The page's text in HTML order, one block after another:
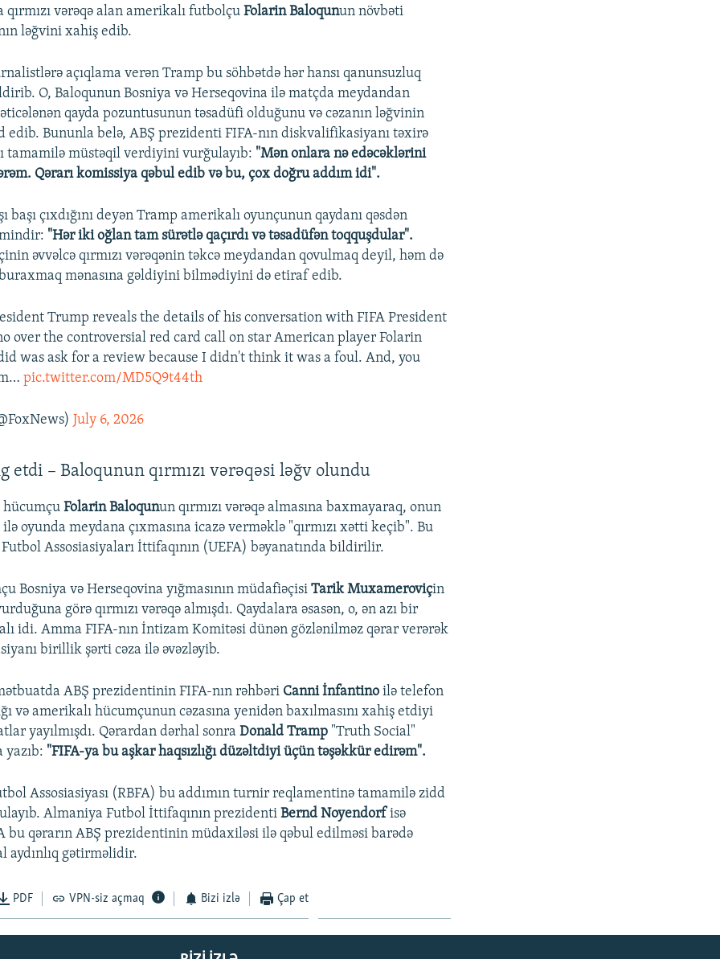
qırmızı vərəqə alan amerikalı futbolçuFolarin Baloqunun növbəti
ləğvini xahiş edib.
açıqlama verən Tramp bu söhbətdə hər hansı qanunsuzluq
O, Baloqunun Bosniya və Herseqovina ilə matçda meydandan
qayda pozuntusunun təsadüfi olduğunu və cəzanın ləğvinin
edib. Bununla belə, ABŞ prezidenti FIFA-nın diskvalifikasiyanı təxirə
tamamilə müstəqil verdiyini vurğulayıb: "Mən onlara nə edəcəklərini
Qərarı komissiya qəbul edib və bu, çox doğru addım idi".
başı çıxdığını deyən Tramp amerikalı oyunçunun qaydanı qəsdən
"Hər iki oğlan tam sürətlə qaçırdı və təsadüfən toqquşdular".
əvvəlcə qırmızı vərəqənin təkcə meydandan qovulmaq deyil, həm də
mənasına gəldiyini bilmədiyini də etiraf edib.
Trump reveals the details of his conversation with FIFA President
over the controversial red card call on star American player Folarin
was ask for a review because I didn't think it was a foul. And, you
pic.twitter.com/MD5Q9t44th
July 6, 2026
etdi – Baloqunun qırmızı vərəqəsi ləğv olundu
hücumçuFolarin Baloqunun qırmızı vərəqə almasına baxmayaraq, onun
oyunda meydana çıxmasına icazə verməklə "qırmızı xətti keçib". Bu
Assosiasiyaları İttifaqının (UEFA) bəyanatında bildirilir.
Bosniya və Herseqovina yığmasının müdafiəçisiTarik Muxameroviçin
görə qırmızı vərəqə almışdı. Qaydalara əsasən, o, ən azı bir
idi. Amma FIFA-nın İntizam Komitəsi dünən gözlənilməz qərar verərək
birillik şərti cəza ilə əvəzləyib.
ABŞ prezidentinin FIFA-nın rəhbəri Canni İnfantino ilə telefon
və amerikalı hücumçunun cəzasına yenidən baxılmasını xahiş etdiyi
yayılmışdı. Qərardan dərhal sonraDonald Tramp "Truth Social"
yazıb: "FIFA-ya bu aşkar haqsızlığı düzəltdiyi üçün təşəkkür edirəm".
Assosiasiyası (RBFA) bu addımın turnir reqlamentinə tamamilə zidd
Almaniya Futbol İttifaqının prezidentiBernd Noyendorfisə
bu qərarın ABŞ prezidentinin müdaxiləsi ilə qəbul edilməsi barədə
aydınlıq gətirməlidir.
PDF VPN-siz açmaq Bizi izlə Çap et